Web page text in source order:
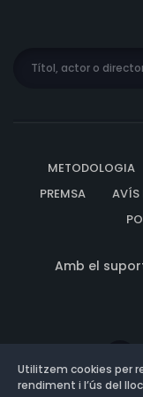
METODOLOGIA
PREMSA
AVÍS
Amb el
Utilitzem cookies per
rendiment i l’ús del